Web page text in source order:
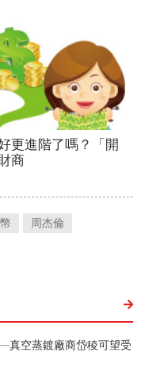
周杰倫
空蒸鍍廠商岱稜可望受